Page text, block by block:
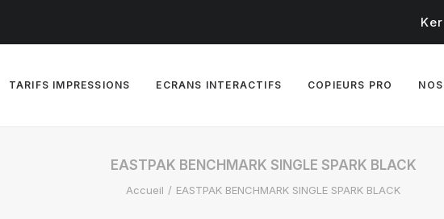
TARIFS IMPRESSIONS ECRANS INTERACTIFS COPIEURS PRO
EASTPAK BENCHMARK SINGLE SPARK BLACK
Accueil EASTPAK BENCHMARK SINGLE SPARK BLACK